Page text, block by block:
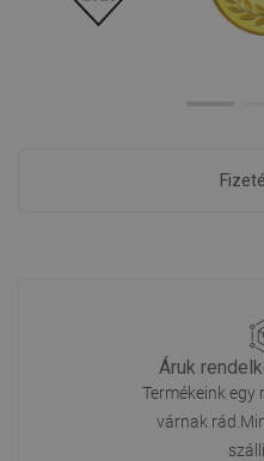
Áruk
Termékeink
várnak